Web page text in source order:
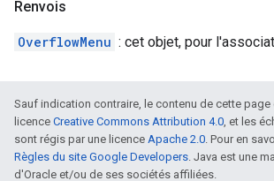
Renvois
OverflowMenu : cet objet, pour
Sauf indication contraire, le contenu de cette page
licence Creative Commons Attribution 4.0, et les
sont régis par une licence Apache 2.0. Pour en
Règles du site Google Developers. Java est une
d'Oracle et/ou de ses sociétés affiliées.